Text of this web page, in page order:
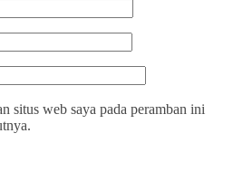
situs web saya pada peramban ini